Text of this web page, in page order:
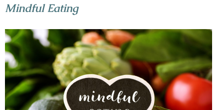
Mindful Eating